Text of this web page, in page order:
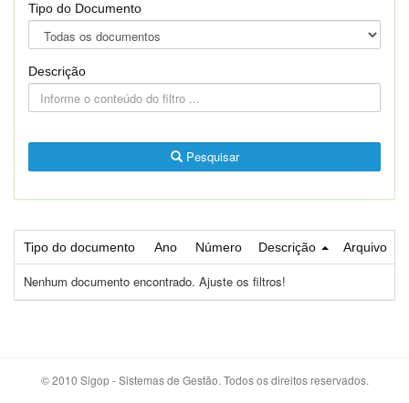
Tipo do Documento
Descrição
Pesquisar
Tipo do documento Ano Número Descrição Arquivo
Nenhum documento encontrado. Ajuste os filtros!
© 2010 Sigop - Sistemas de Gestão. Todos os direitos reservados.